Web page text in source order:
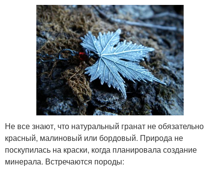
Не все знают, что натуральный гранат не обязательно
красный, малиновый или бордовый. Природа не
поскупилась на краски, когда планировала создание
минерала. Встречаются породы: